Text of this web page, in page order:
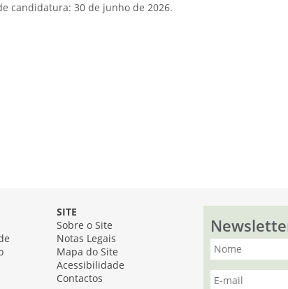
candidatura: 30 de junho de 2026.
SITE
Sobre o Site
Notas Legais
Mapa do Site
Acessibilidade
Contactos